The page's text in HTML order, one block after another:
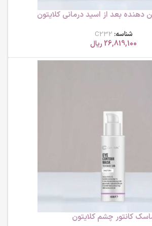
بعد از اسید درمانی کلایتون
شناسه: C232
26,819,100 ریال
کانتور چشم کلایتون